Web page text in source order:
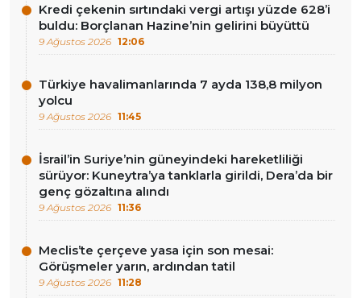
Kredi çekenin sırtındaki vergi artışı yüzde 628’i
buldu: Borçlanan Hazine’nin gelirini büyüttü
9 Ağustos 2026 12:06
Türkiye havalimanlarında 7 ayda 138,8 milyon
yolcu
9 Ağustos 2026 11:45
İsrail’in Suriye’nin güneyindeki hareketliliği
sürüyor: Kuneytra’ya tanklarla girildi, Dera’da bir
genç gözaltına alındı
9 Ağustos 2026 11:36
Meclis’te çerçeve yasa için son mesai:
Görüşmeler yarın, ardından tatil
9 Ağustos 2026 11:28